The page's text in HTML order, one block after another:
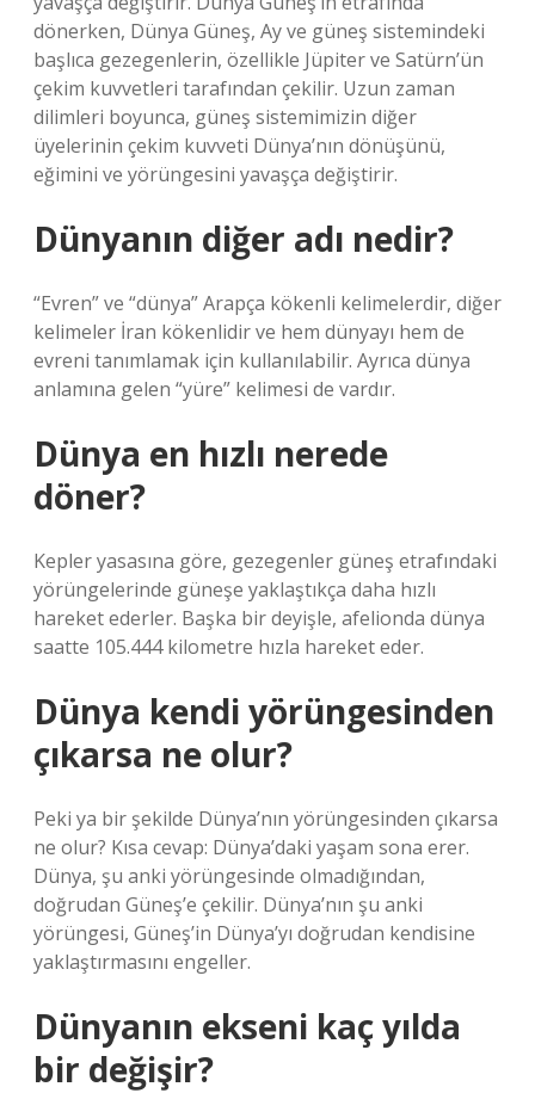
dönerken, Dünya Güneş, Ay ve güneş sistemindeki
başlıca gezegenlerin, özellikle Jüpiter ve Satürn’ün
çekim kuvvetleri tarafından çekilir. Uzun zaman
dilimleri boyunca, güneş sistemimizin diğer
üyelerinin çekim kuvveti Dünya’nın dönüşünü,
eğimini ve yörüngesini yavaşça değiştirir.
Dünyanın diğer adı nedir?
“Evren” ve “dünya” Arapça kökenli kelimelerdir, diğer
kelimeler İran kökenlidir ve hem dünyayı hem de
evreni tanımlamak için kullanılabilir. Ayrıca dünya
anlamına gelen “yüre” kelimesi de vardır.
Dünya en hızlı nerede
döner?
Kepler yasasına göre, gezegenler güneş etrafındaki
yörüngelerinde güneşe yaklaştıkça daha hızlı
hareket ederler. Başka bir deyişle, afelionda dünya
saatte 105.444 kilometre hızla hareket eder.
Dünya kendi yörüngesinden
çıkarsa ne olur?
Peki ya bir şekilde Dünya’nın yörüngesinden çıkarsa
ne olur? Kısa cevap: Dünya’daki yaşam sona erer.
Dünya, şu anki yörüngesinde olmadığından,
doğrudan Güneş’e çekilir. Dünya’nın şu anki
yörüngesi, Güneş’in Dünya’yı doğrudan kendisine
yaklaştırmasını engeller.
Dünyanın ekseni kaç yılda
bir değişir?